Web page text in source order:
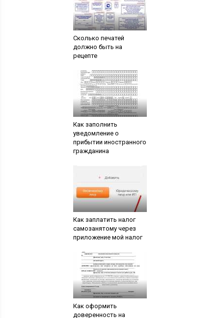
Сколько печатей
должно быть на
рецепте
Как заполнить
уведомление о
прибытии иностранного
гражданина
Как заплатить налог
самозанятому через
приложение мой налог
Как оформить
доверенность на